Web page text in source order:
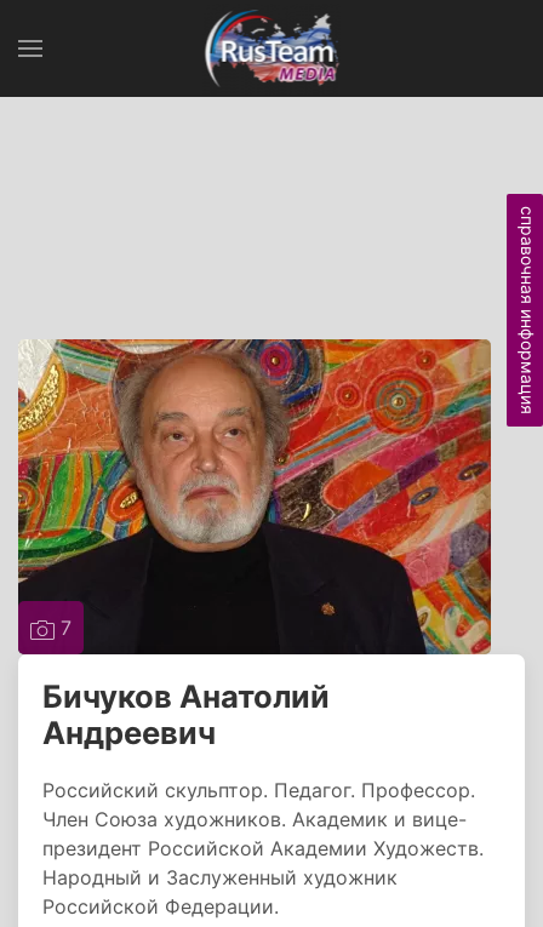
7
Бичуков Анатолий
Андреевич
Российский скульптор. Педагог. Профессор.
Член Союза художников. Академик и вице-
президент Российской Академии Художеств.
Народный и Заслуженный художник
Российской Федерации.
справочная информация